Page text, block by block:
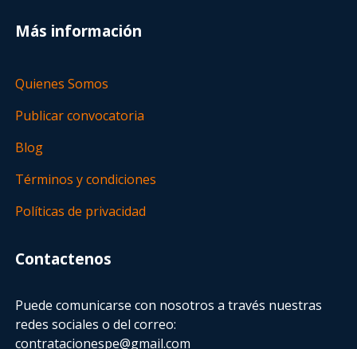
Más información
Quienes Somos
Publicar convocatoria
Blog
Términos y condiciones
Políticas de privacidad
Contactenos
Puede comunicarse con nosotros a través nuestras
redes sociales o del correo:
contratacionespe@gmail.com